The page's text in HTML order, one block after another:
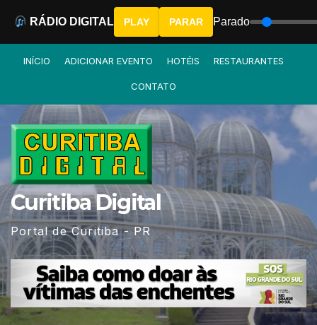
INÍCIO ADICIONAR EVENTO HOTÉIS RESTAURANTES
CONTATO
Curitiba Digital
Portal de Curitiba - PR
RÁDIO DIGITAL PLAY PARAR Parado